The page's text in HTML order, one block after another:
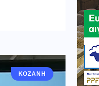
ΚΟΖΆΝΗ